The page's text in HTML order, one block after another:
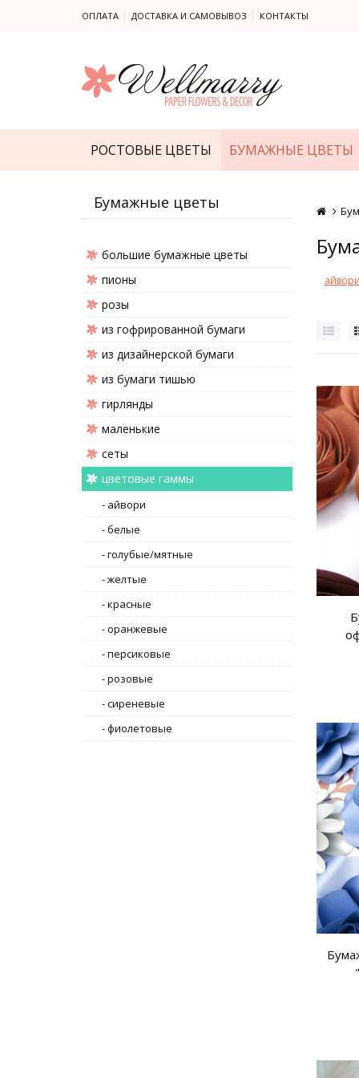
ОПЛАТА ДОСТАВКА И САМОВЫВОЗ КОНТАКТЫ
РОСТОВЫЕ ЦВЕТЫ БУМАЖНЫЕ ЦВЕТЫ
Бумажные цветы
большие бумажные цветы
пионы
розы
из гофрированной бумаги
из дизайнерской бумаги
из бумаги тишью
гирлянды
маленькие
сеты
цветовые гаммы
- айвори
- белые
- голубые/мятные
- желтые
- красные
- оранжевые
- персиковые
- розовые
- сиреневые
- фиолетовые